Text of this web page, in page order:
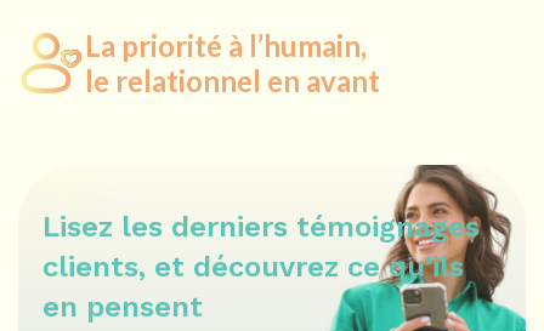
La priorité à l’humain,
le relationnel en avant
Lisez les derniers témoignages
clients, et découvrez ce qu’ils
en pensent